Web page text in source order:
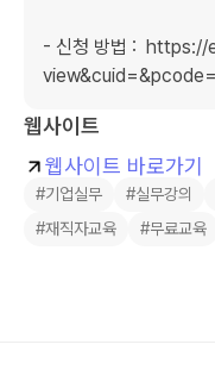
- 신청 방법 :
웹사이트
웹사이트 바로가기
#기업실무 #실무강의
#재직자교육
#무료교육